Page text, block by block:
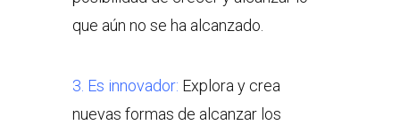
que aún no se ha alcanzado.
3. Es innovador: Explora y crea
nuevas formas de alcanzar los